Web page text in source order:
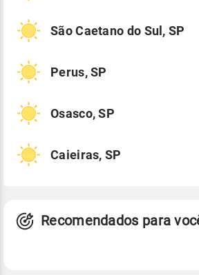
São Caetano do Sul, SP
Perus, SP
Osasco, SP
Caieiras, SP
Recomendados para